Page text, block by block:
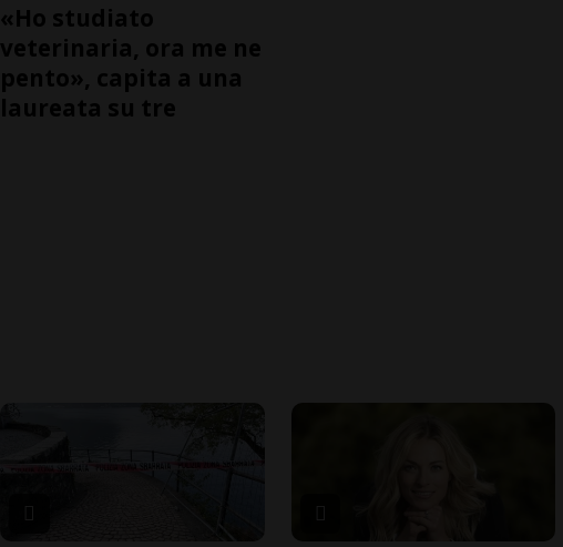
«Ho studiato
veterinaria, ora me ne
pento», capita a una
laureata su tre